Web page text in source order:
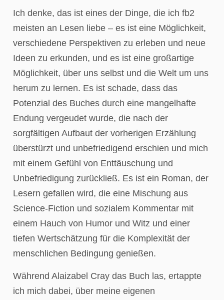
Ich denke, das ist eines der Dinge, die ich fb2
meisten an Lesen liebe – es ist eine Möglichkeit,
verschiedene Perspektiven zu erleben und neue
Ideen zu erkunden, und es ist eine großartige
Möglichkeit, über uns selbst und die Welt um uns
herum zu lernen. Es ist schade, dass das
Potenzial des Buches durch eine mangelhafte
Endung vergeudet wurde, die nach der
sorgfältigen Aufbaut der vorherigen Erzählung
überstürzt und unbefriedigend erschien und mich
mit einem Gefühl von Enttäuschung und
Unbefriedigung zurückließ. Es ist ein Roman, der
Lesern gefallen wird, die eine Mischung aus
Science-Fiction und sozialem Kommentar mit
einem Hauch von Humor und Witz und einer
tiefen Wertschätzung für die Komplexität der
menschlichen Bedingung genießen.
Während Alaizabel Cray das Buch las, ertappte
ich mich dabei, über meine eigenen